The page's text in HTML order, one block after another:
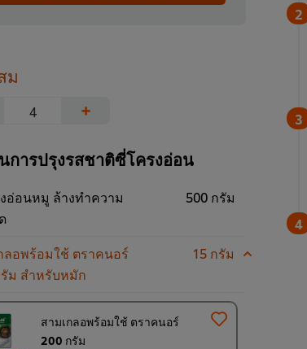
ม
+
การปรุงรสชาติซี่โครงอ่อน
อ่อนหมู ล้างทำความ
500 กรัม
ลอพร้อมใช้ ตราคนอร์
ม สำหรับหมัก
15 กรัม
สามเกลอพร้อมใช้ ตราคนอร์
200 กรัม